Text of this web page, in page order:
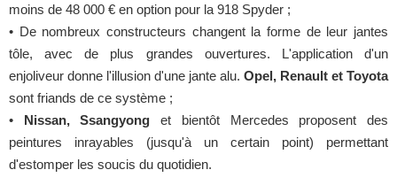
moins de 48 000 € en option pour la 918 Spyder ;
• De nombreux constructeurs changent la forme de leur jantes
tôle, avec de plus grandes ouvertures. L'application d'un
enjoliveur donne l'illusion d'une jante alu. Opel, Renault et Toyota
sont friands de ce système ;
• Nissan, Ssangyong et bientôt Mercedes proposent des
peintures inrayables (jusqu'à un certain point) permettant
d'estomper les soucis du quotidien.